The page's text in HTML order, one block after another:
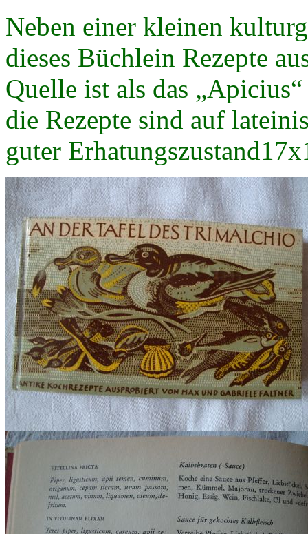
Neben einer kleinen
dieses Büchlein Rezepte
Quelle ist als das
die Rezepte sind auf
guter